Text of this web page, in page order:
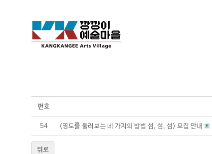
번호
54 <영도를 둘러보는 네 가지의 방법 섬, 섬, 섬> 모집 안내
뒤로